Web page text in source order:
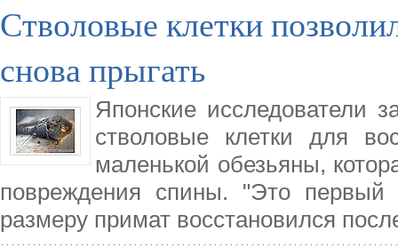
Стволовые клетки
снова прыгать
Японские исследователи
стволовые клетки для
маленькой обезьяны,
повреждения спины. "Это
размеру примат восстановился